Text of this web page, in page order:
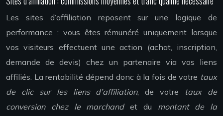
Les sites d’affiliation reposent sur une logique de
performance : vous êtes rémunéré uniquement lorsque
vos visiteurs effectuent une action (achat, inscription,
demande de devis) chez un partenaire via vos liens
affiliés. La rentabilité dépend donc à la fois de votre taux
de clic sur les liens d’affiliation, de votre taux de
conversion chez le marchandet du montant de la